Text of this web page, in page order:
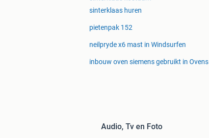
sinterklaas huren
pietenpak 152
neilpryde x6 mast in Windsurfen
inbouw oven siemens gebruikt in Ovens
Audio, Tv en Foto